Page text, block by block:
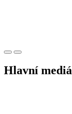
Hlavní